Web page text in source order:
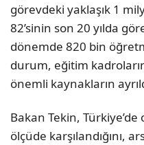
görevdeki yaklaşık 1
82’sinin son 20 yılda
dönemde 820 bin
durum, eğitim
önemli kaynakların
Bakan Tekin,
ölçüde karşılandığını,